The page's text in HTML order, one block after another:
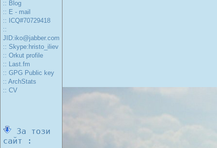
:: Blog
:: E - mail
:: ICQ#70729418
::
JID:iko@jabber.com
:: Skype:hristo_iliev
:: Orkut profile
:: Last.fm
:: GPG Public key
:: ArchStats
:: CV
За този
сайт :